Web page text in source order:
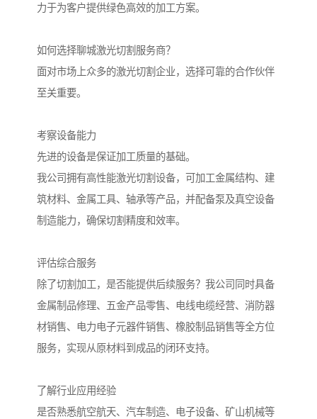
力于为客户提供绿色高效的加工方案。
如何选择聊城激光切割服务商？
面对市场上众多的激光切割企业，选择可靠的合作伙伴
至关重要。
考察设备能力
先进的设备是保证加工质量的基础。
我公司拥有高性能激光切割设备，可加工金属结构、建
筑材料、金属工具、轴承等产品，并配备泵及真空设备
制造能力，确保切割精度和效率。
评估综合服务
除了切割加工，是否能提供后续服务？我公司同时具备
金属制品修理、五金产品零售、电线电缆经营、消防器
材销售、电力电子元器件销售、橡胶制品销售等全方位
服务，实现从原材料到成品的闭环支持。
了解行业应用经验
是否熟悉航空航天、汽车制造、电子设备、矿山机械等